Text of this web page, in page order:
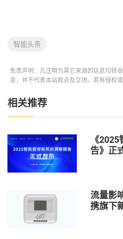
智能头条
免责声明：凡注明为其它来源的信息均转
息，并不代表本站观点及立场。若有侵权
相关推荐
《
告》正
流量影
携旗下